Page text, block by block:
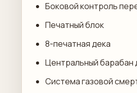
Боковой контроль
Печатный блок
8-печатная дека
Центральный барабан
Система газовой